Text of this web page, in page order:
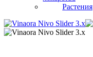
Растения